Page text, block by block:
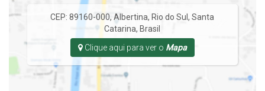
CEP: 89160-000,Albertina, Rio do Sul,Santa
Catarina, Brasil
Clique aqui para ver o Mapa